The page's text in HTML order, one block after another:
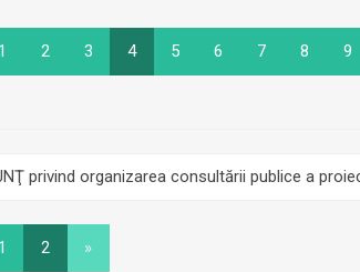
1 2 3 4 5 6 7 8 9
privind organizarea consultării publice a
1 2 »